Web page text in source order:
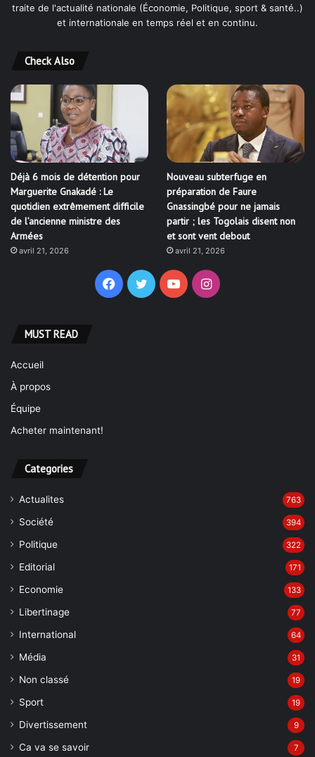
traite de l'actualité nationale (Économie, Politique, sport & santé..)
et internationale en temps réel et en continu.
Check Also
Déjà 6 mois de détention pour
Marguerite Gnakadé : Le
quotidien extrêmement difficile
de l’ancienne ministre des
Armées
avril 21, 2026
Nouveau subterfuge en
préparation de Faure
Gnassingbé pour ne jamais
partir ; les Togolais disent non
et sont vent debout
avril 21, 2026
Facebook
TwitterYouTubeInstagram
MUST READ
Accueil
À propos
Équipe
Acheter maintenant!
Categories
Actualites 763
Société 394
Politique 322
Editorial 171
Economie 133
Libertinage 77
International 64
Média 31
Non classé 19
Sport 19
Divertissement 9
Ca va se savoir 7